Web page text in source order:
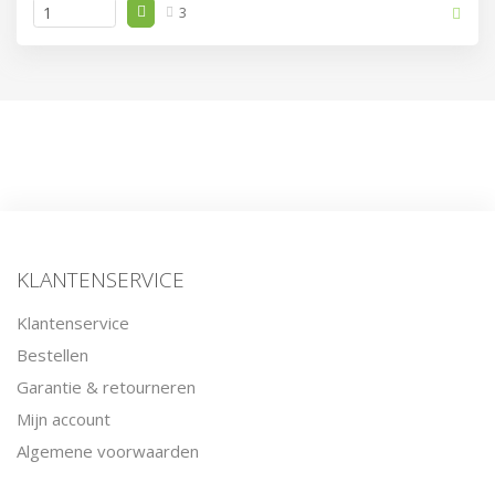
3
KLANTENSERVICE
Klantenservice
Bestellen
Garantie & retourneren
Mijn account
Algemene voorwaarden